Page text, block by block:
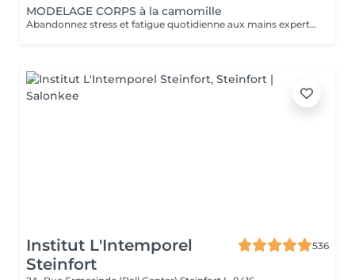
MODELAGE CORPS à la camomille
Abandonnez stress et fatigue quotidienne aux mains expertes de notre estheticienne. Sa gestuelle manuelle libere instantanement chacun de vos points de tension depuis les pieds jusqu à la nuque Le doux parfum fleuri de la camomille enveloppe votre corps et apaise vos sens et votre esprit. lacher prise dans un incroyable moment de detente . Vous etes apaisée et detendue.
Institut L'Intemporel
Steinfort
536